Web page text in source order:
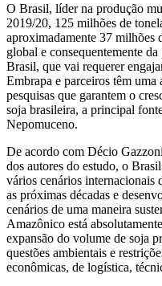
O Brasil, líder na produção
2019/20, 125 milhões de
aproximadamente 37 milhões
global e consequentemente
Brasil, que vai requerer
Embrapa e parceiros têm uma
pesquisas que garantem o
soja brasileira, a principal
Nepomuceno.
De acordo com Décio
dos autores do estudo, o
vários cenários internacionais
as próximas décadas e
cenários de uma maneira
Amazônico está
expansão do volume de soja
questões ambientais e
econômicas, de logística,